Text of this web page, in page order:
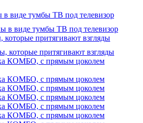
в виде тумбы ТВ под телевизор
которые притягивают взгляды